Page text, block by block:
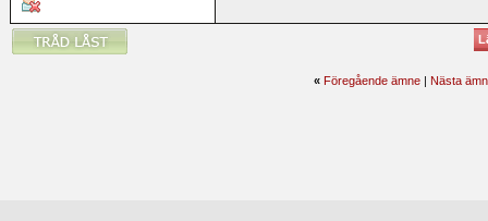
« Föregående ämne| Nästa